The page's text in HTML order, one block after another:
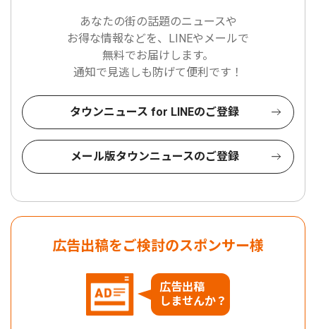
あなたの街の話題のニュースや
お得な情報などを、LINEやメールで
無料でお届けします。
通知で見逃しも防げて便利です！
タウンニュース for LINEのご登録
メール版タウンニュースのご登録
広告出稿をご検討のスポンサー様
広告出稿
しませんか？